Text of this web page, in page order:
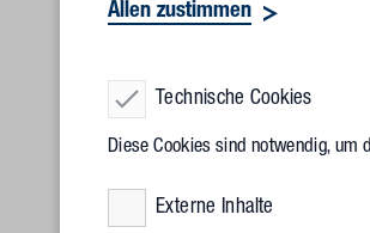
Im neuen Look: die Vollack Website
Allen zustimmen
Technische Cookies
Diese Cookies sind notwendig, um
Externe Inhalte